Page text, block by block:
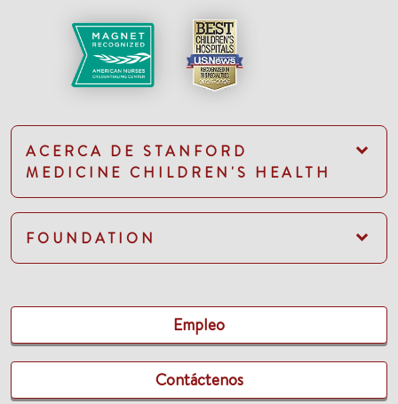
ACERCA DE STANFORD
MEDICINE CHILDREN'S HEALTH
FOUNDATION
Empleo
Contáctenos